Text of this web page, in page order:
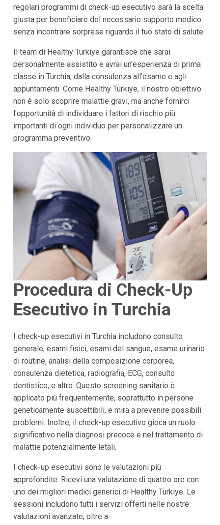
regolari programmi di check-up esecutivo sarà la scelta
giusta per beneficiare del necessario supporto medico
senza incontrare sorprese riguardo il tuo stato di salute.
Il team di Healthy Türkiye garantisce che sarai
personalmente assistito e avrai un'esperienza di prima
classe in Turchia, dalla consulenza all'esame e agli
appuntamenti. Come Healthy Türkiye, il nostro obiettivo
non è solo scoprire malattie gravi, ma anche fornirci
l'opportunità di individuare i fattori di rischio più
importanti di ogni individuo per personalizzare un
programma preventivo.
Procedura di Check-Up
Esecutivo in Turchia
I check-up esecutivi in Turchia includono consulto
generale, esami fisici, esami del sangue, esame urinario
di routine, analisi della composizione corporea,
consulenza dietetica, radiografia, ECG, consulto
dentistico, e altro. Questo screening sanitario è
applicato più frequentemente, soprattutto in persone
geneticamente suscettibili, e mira a prevenire possibili
problemi. Inoltre, il check-up esecutivo gioca un ruolo
significativo nella diagnosi precoce e nel trattamento di
malattie potenzialmente letali.
I check-up esecutivi sono le valutazioni più
approfondite. Ricevi una valutazione di quattro ore con
uno dei migliori medici generici di Healthy Türkiye. Le
sessioni includono tutti i servizi offerti nelle nostre
valutazioni avanzate, oltre a: